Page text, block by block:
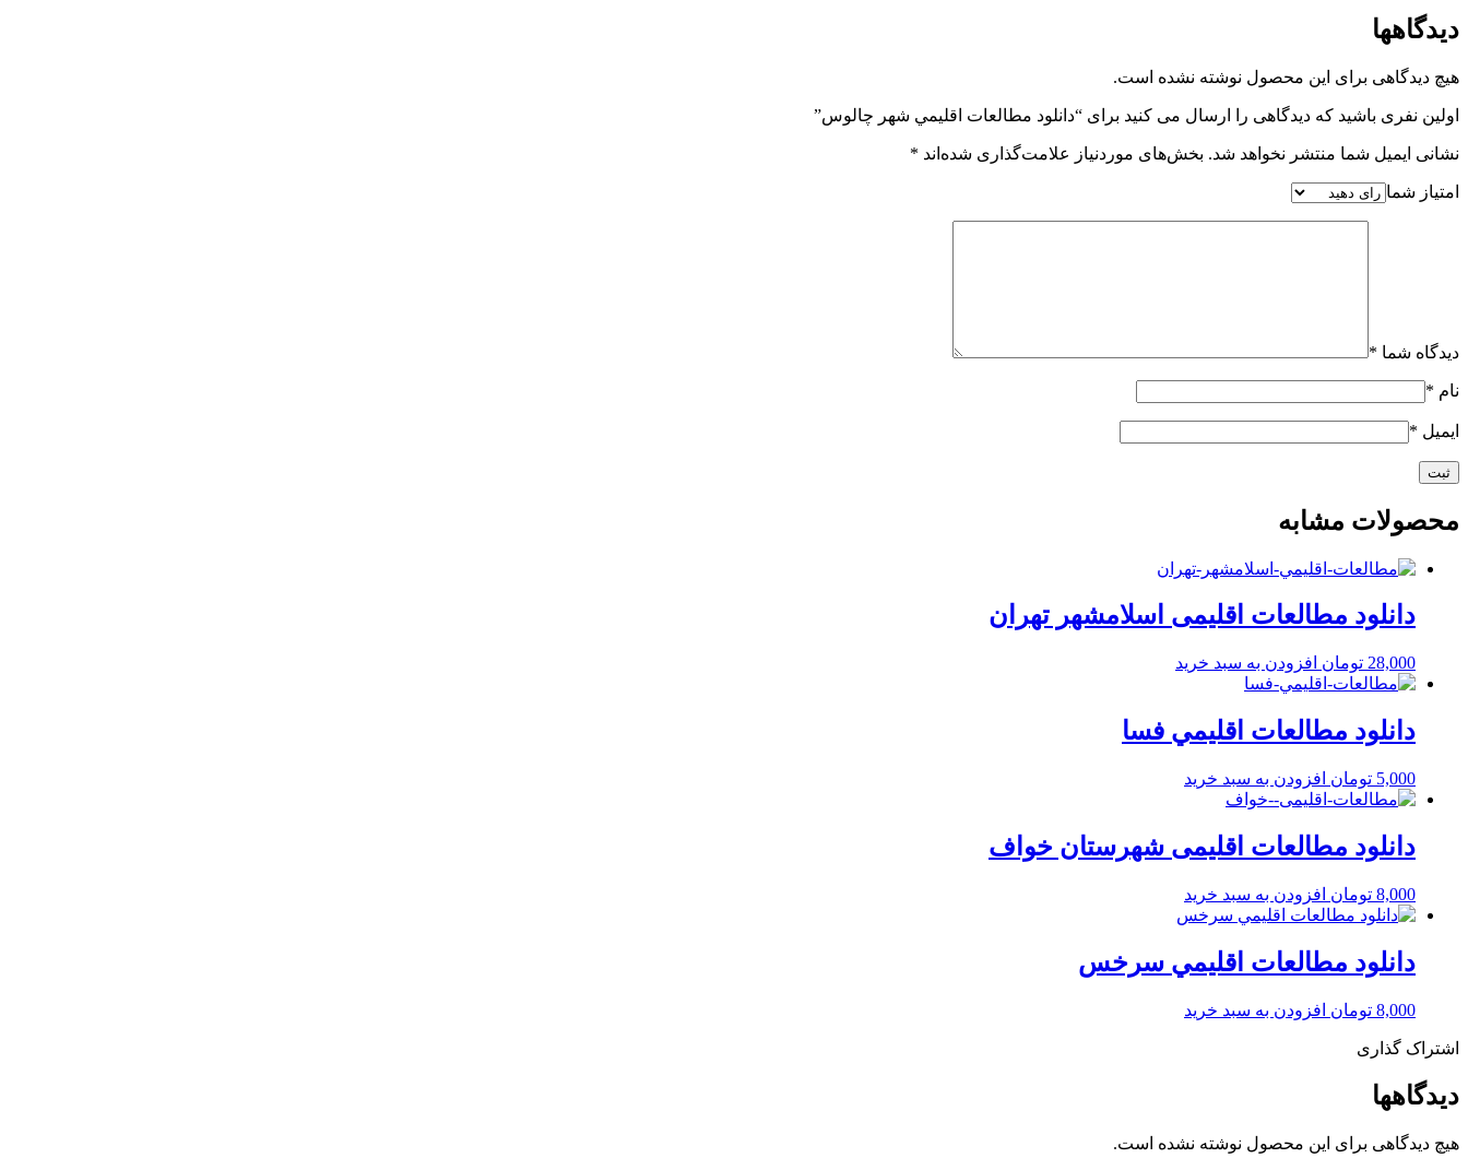
دیدگاهها
هیچ دیدگاهی برای این محصول نوشته نشده است.
اولین نفری باشید که دیدگاهی را ارسال می کنید برای “دانلود مطالعات اقليمي شهر چالوس”
نشانی ایمیل شما منتشر نخواهد شد. بخش‌های موردنیاز علامت‌گذاری شده‌اند *
امتیاز شما
دیدگاه شما *
نام *
ایمیل *
محصولات مشابه
دانلود مطالعات اقلیمی اسلامشهر تهران
28,000 تومان افزودن به سبد خرید
دانلود مطالعات اقليمي فسا
5,000 تومان افزودن به سبد خرید
دانلود مطالعات اقلیمی شهرستان خواف
8,000 تومان افزودن به سبد خرید
دانلود مطالعات اقليمي سرخس
8,000 تومان افزودن به سبد خرید
اشتراک گذاری
دیدگاهها
هیچ دیدگاهی برای این محصول نوشته نشده است.